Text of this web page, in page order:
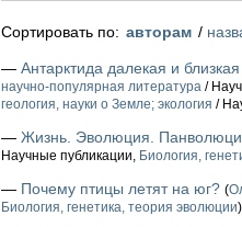
Сортировать по: авторам /
— Антарктида далекая и близкая
научно-популярная литература /
геология, науки о Земле; экология /
— Жизнь. Эволюция.
Научные публикации, Биология,
— Почему птицы летят на юг? (
Биология, генетика, теория эволюции)